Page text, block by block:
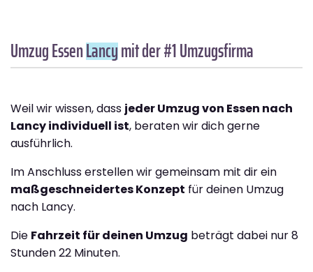
Umzug EssenLancymit der #1 Umzugsfirma
Weil wir wissen, dass jeder Umzug von Essen nach
Lancy individuell ist, beraten wir dich gerne
ausführlich.
Im Anschluss erstellen wir gemeinsam mit dir ein
maßgeschneidertes Konzept für deinen Umzug
nach Lancy.
Die Fahrzeit für deinen Umzug beträgt dabei nur 8
Stunden 22 Minuten.